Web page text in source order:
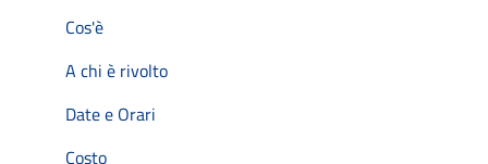
Cos'è
A chi è rivolto
Date e Orari
Costo